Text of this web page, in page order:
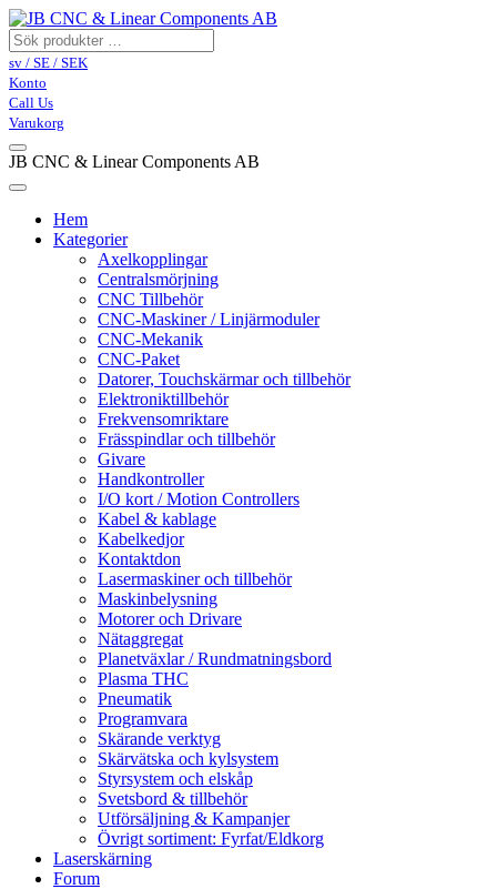
sv / SE / SEK
Konto
Call Us
Varukorg
JB CNC & Linear Components AB
Hem
Kategorier
Axelkopplingar
Centralsmörjning
CNC Tillbehör
CNC-Maskiner / Linjärmoduler
CNC-Mekanik
CNC-Paket
Datorer, Touchskärmar och tillbehör
Elektroniktillbehör
Frekvensomriktare
Frässpindlar och tillbehör
Givare
Handkontroller
I/O kort / Motion Controllers
Kabel & kablage
Kabelkedjor
Kontaktdon
Lasermaskiner och tillbehör
Maskinbelysning
Motorer och Drivare
Nätaggregat
Planetväxlar / Rundmatningsbord
Plasma THC
Pneumatik
Programvara
Skärande verktyg
Skärvätska och kylsystem
Styrsystem och elskåp
Svetsbord & tillbehör
Utförsäljning & Kampanjer
Övrigt sortiment: Fyrfat/Eldkorg
Laserskärning
Forum